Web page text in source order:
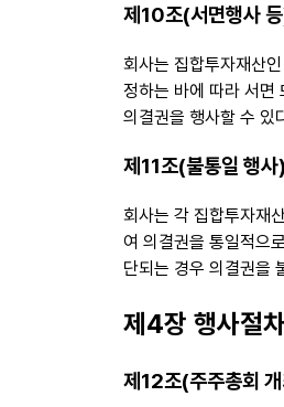
제10조(서면행사
회사는 집합투자재산
정하는 바에 따라 서면
의결권을 행사할 수 있
제11조(불통일 행사)
회사는 각 집합투자재
여 의결권을 통일적으
단되는 경우 의결권을
제4장 행사절
제12조(주주총회